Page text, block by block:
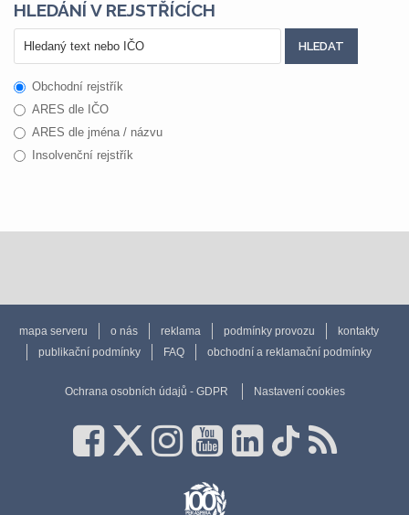
HLEDÁNÍ V REJSTŘÍCÍCH
Obchodní rejstřík
ARES dle IČO
ARES dle jména / názvu
Insolvenční rejstřík
mapa serveru o nás reklama podmínky provozu
kontakty
publikační podmínky
FAQ obchodní a reklamační podmínky
Ochrana osobních údajů - GDPR Nastavení cookies